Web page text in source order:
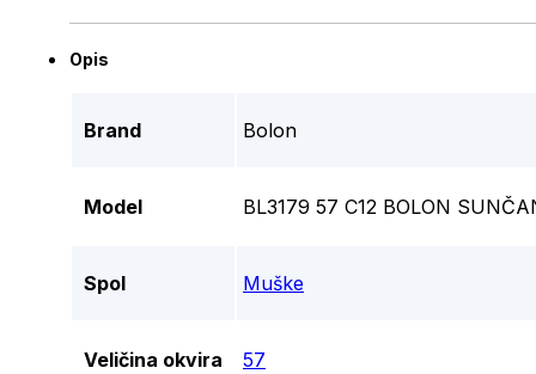
Opis
Brand Bolon
Model BL3179 57 C12 BOLON
Spol Muške
Veličina okvira 57